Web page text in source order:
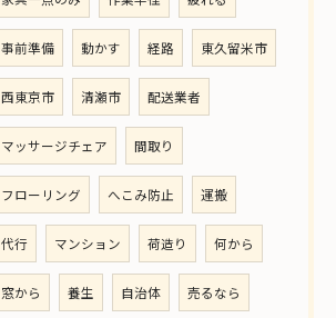
事前準備 動かす 経路 東久留米市
西東京市 清瀬市 配送業者
マッサージチェア 間取り
フローリング へこみ防止 運搬
代行 マンション 荷造り 何から
窓から 養生 自治体 売るなら